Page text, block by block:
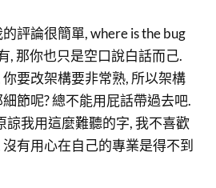
評論很簡單, where is the bug
, 那你也只是空口說白話而己.
要改架構要非常熟, 所以架構
細節呢? 總不能用屁話帶過去吧.
諒我用這麼難聽的字, 我不喜歡
有用心在自己的專業是得不到